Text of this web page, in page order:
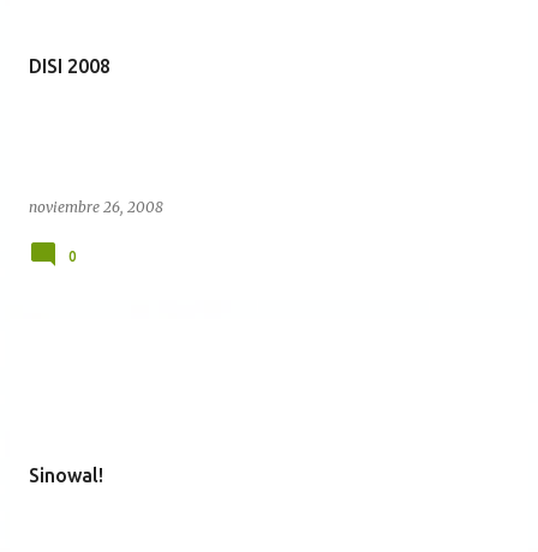
DISI 2008
noviembre 26, 2008
0
Sinowal!